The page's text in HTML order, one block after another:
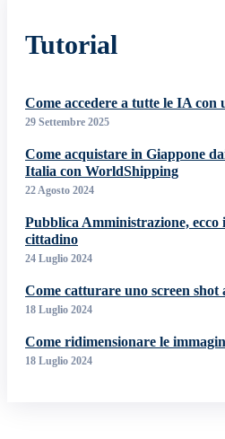
Tutorial
Come accedere a tutte le IA con
29 Settembre 2025
Come acquistare in Giappone
Italia con WorldShipping
22 Agosto 2024
Pubblica Amministrazione,
cittadino
24 Luglio 2024
Come catturare uno screen
18 Luglio 2024
Come ridimensionare le
18 Luglio 2024